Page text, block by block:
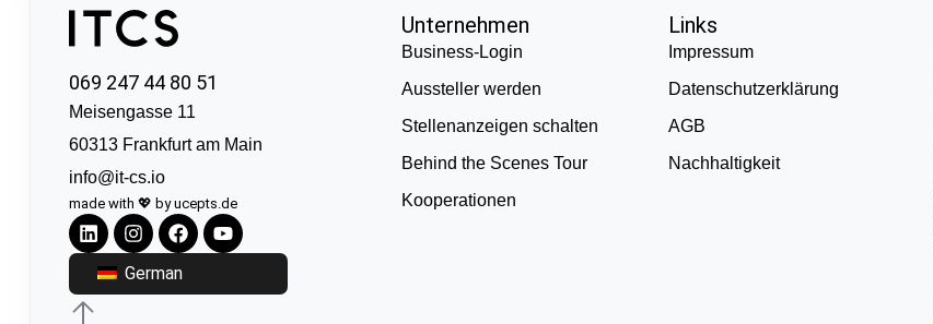
069 247 44 80 51
Meisengasse 11
60313 Frankfurt am Main
info@it-cs.io
made with 💖 by ucepts.de
German
Unternehmen
Business-Login
Aussteller werden
Stellenanzeigen schalten
Behind the Scenes Tour
Kooperationen
Links
Impressum
Datenschutzerklärung
AGB
Nachhaltigkeit